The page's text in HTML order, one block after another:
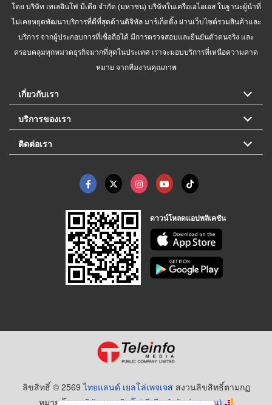
โดย บริษัท เทเลอินโฟ มีเดีย จำกัด (มหาชน) บริษัทในเครือเอไอเอส ในฐานะผู้นำที่
ไม่เคยหยุดพัฒนาบริการที่ดีที่สุดด้านดิจิทัล มาร์เก็ตติ้ง ผ่านเว็บไซต์รวมสินค้าและ
บริการ จากผู้ประกอบการที่เชื่อถือได้ มีการตรวจสอบและยืนยันตัวตนจริง และ
ครอบคลุมทุกหมวดธุรกิจมากที่สุดในประเทศ เราจะมอบบริการที่เหนือความคาด
หมาย จากทีมงานคุณภาพ
เกี่ยวกับเรา
บริการของเรา
ติดต่อเรา
ดาวน์โหลดแอปพลิเคชัน
ลิขสิทธิ์ © 2569ไทยแลนด์ เยลโล่เพจเจส สงวนลิขสิทธิ์ตามกฏ
หมาย โดยบริษัท เทเลอินโฟ มีเดีย จำกัด (มหาชน)